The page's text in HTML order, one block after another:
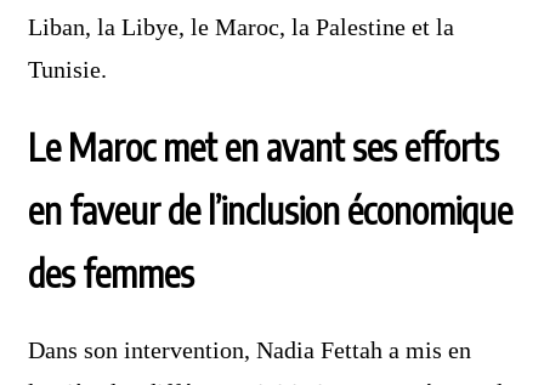
Liban, la Libye, le Maroc, la Palestine et la
Tunisie.
Le Maroc met en avant ses efforts
en faveur de l’inclusion économique
des femmes
Dans son intervention, Nadia Fettah a mis en